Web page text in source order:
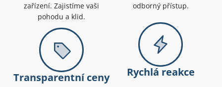
zařízení. Zajistíme vaši
pohodu a klid.
odborný přístup.
Transparentní ceny Rychlá reakce